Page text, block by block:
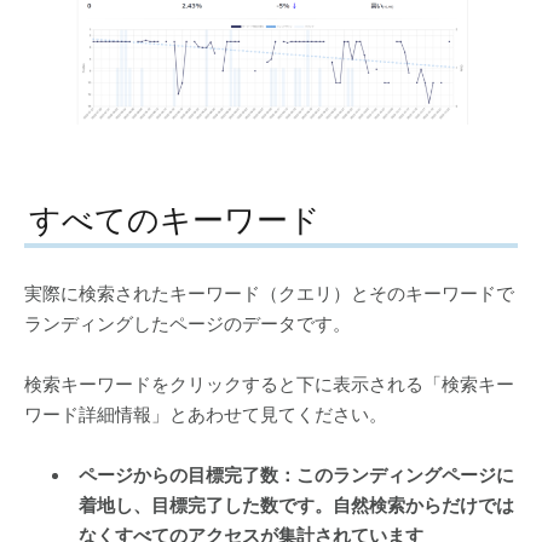
すべてのキーワード
実際に検索されたキーワード（クエリ）とそのキーワードで
ランディングしたページのデータです。
検索キーワードをクリックすると下に表示される「検索キー
ワード詳細情報」とあわせて見てください。
ページからの目標完了数：このランディングページに
着地し、目標完了した数です。自然検索からだけでは
なくすべてのアクセスが集計されています